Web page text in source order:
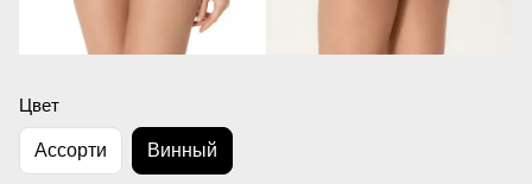
Цвет
Асcорти Винный